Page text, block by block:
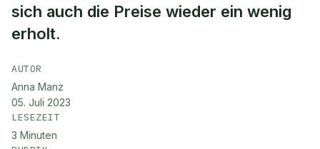
sich auch die Preise wieder ein wenig
erholt.
AUTOR
Anna Manz
05. Juli 2023
LESEZEIT
3 Minuten